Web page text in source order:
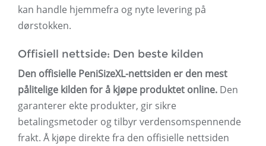
kan handle hjemmefra og nyte levering på
dørstokken.
Offisiell nettside: Den beste kilden
Den offisielle PeniSizeXL-nettsiden er den mest
pålitelige kilden for å kjøpe produktet online. Den
garanterer ekte produkter, gir sikre
betalingsmetoder og tilbyr verdensomspennende
frakt. Å kjøpe direkte fra den offisielle nettsiden